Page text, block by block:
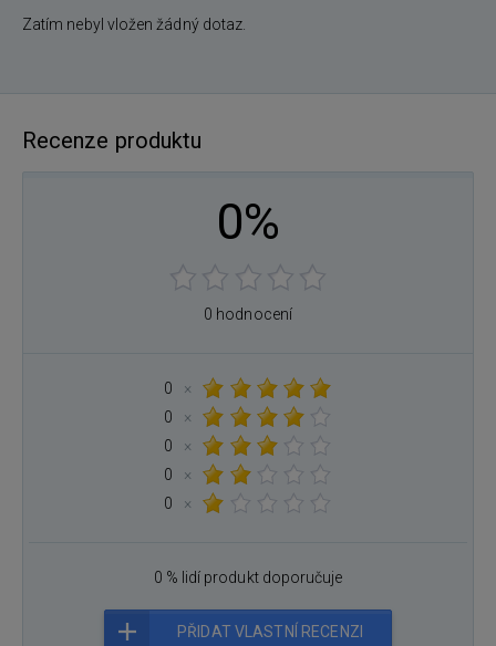
Zatím nebyl vložen žádný dotaz.
Recenze produktu
0%
0 hodnocení
0
×
0
×
0
×
0
×
0
×
0 % lidí produkt doporučuje
PŘIDAT VLASTNÍ RECENZI